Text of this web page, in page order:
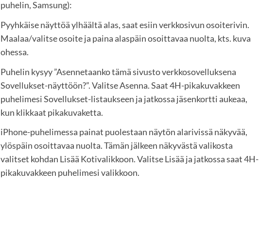
puhelin, Samsung):
Pyyhkäise näyttöä ylhäältä alas, saat esiin verkkosivun osoiterivin.
Maalaa/valitse osoite ja paina alaspäin osoittavaa nuolta, kts. kuva
ohessa.
Puhelin kysyy ”Asennetaanko tämä sivusto verkkosovelluksena
Sovellukset-näyttöön?”. Valitse Asenna. Saat 4H-pikakuvakkeen
puhelimesi Sovellukset-listaukseen ja jatkossa jäsenkortti aukeaa,
kun klikkaat pikakuvaketta.
iPhone-puhelimessa painat puolestaan näytön alarivissä näkyvää,
ylöspäin osoittavaa nuolta. Tämän jälkeen näkyvästä valikosta
valitset kohdan Lisää Kotivalikkoon. Valitse Lisää ja jatkossa saat 4H-
pikakuvakkeen puhelimesi valikkoon.